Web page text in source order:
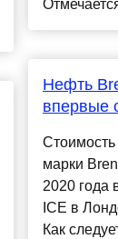
Нефть
впервые
марки
2020 года
ICE в
Как